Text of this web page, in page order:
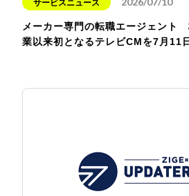
サービスニュース
メーカー専門の転職エージェント
業以来初となるテレビCMを7月11